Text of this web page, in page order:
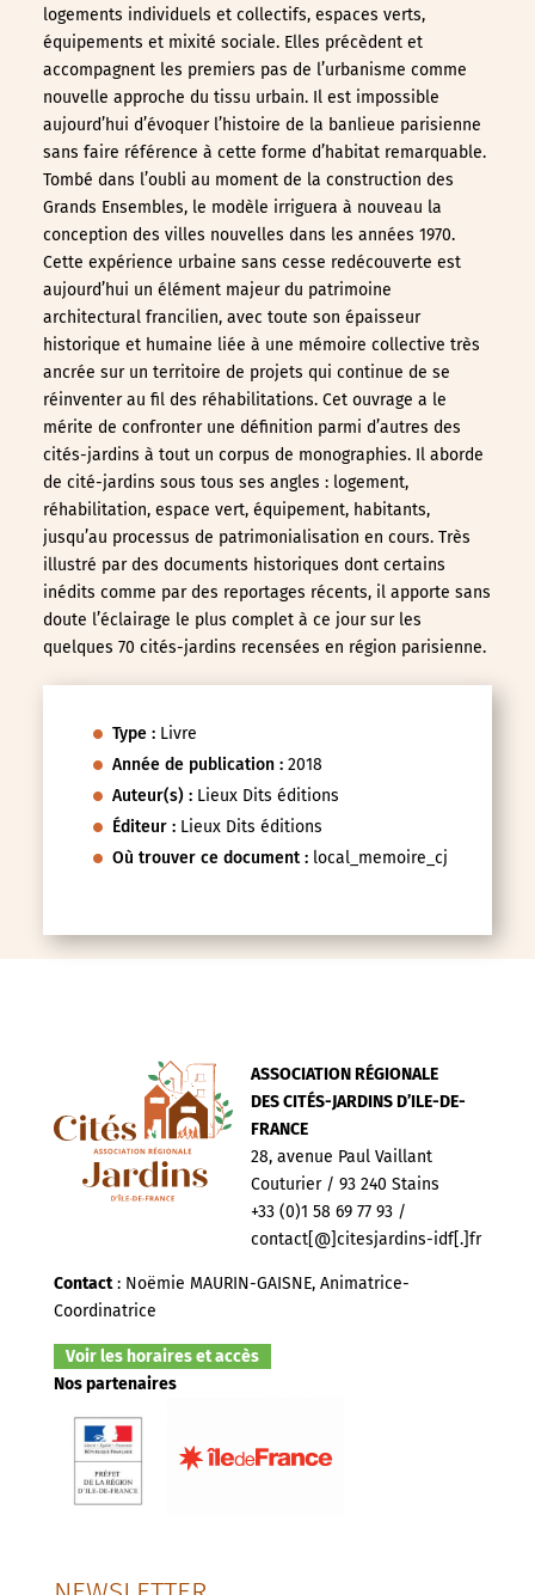
logements individuels et collectifs, espaces verts,
équipements et mixité sociale. Elles précèdent et
accompagnent les premiers pas de l’urbanisme comme
nouvelle approche du tissu urbain. Il est impossible
aujourd’hui d’évoquer l’histoire de la banlieue parisienne
sans faire référence à cette forme d’habitat remarquable.
Tombé dans l’oubli au moment de la construction des
Grands Ensembles, le modèle irriguera à nouveau la
conception des villes nouvelles dans les années 1970.
Cette expérience urbaine sans cesse redécouverte est
aujourd’hui un élément majeur du patrimoine
architectural francilien, avec toute son épaisseur
historique et humaine liée à une mémoire collective très
ancrée sur un territoire de projets qui continue de se
réinventer au fil des réhabilitations. Cet ouvrage a le
mérite de confronter une définition parmi d’autres des
cités-jardins à tout un corpus de monographies. Il aborde
de cité-jardins sous tous ses angles : logement,
réhabilitation, espace vert, équipement, habitants,
jusqu’au processus de patrimonialisation en cours. Très
illustré par des documents historiques dont certains
inédits comme par des reportages récents, il apporte sans
doute l’éclairage le plus complet à ce jour sur les
quelques 70 cités-jardins recensées en région parisienne.
Type : Livre
Année de publication : 2018
Auteur(s) : Lieux Dits éditions
Éditeur : Lieux Dits éditions
Où trouver ce document : local_memoire_cj
ASSOCIATION RÉGIONALE
DES CITÉS-JARDINS D’ILE-DE-
FRANCE
28, avenue Paul Vaillant
Couturier / 93 240 Stains
+33 (0)1 58 69 77 93 /
contact[@]citesjardins-idf[.]fr
Contact: Noëmie MAURIN-GAISNE, Animatrice-
Coordinatrice
Voir les horaires et accès
Nos partenaires